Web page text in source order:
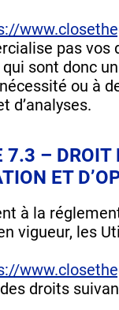
pas vos
sont donc
ou à
d’analyses.
– DROIT
ET
à la
vigueur, les
droits